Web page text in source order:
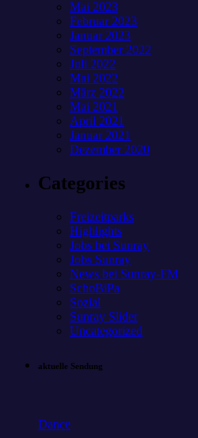
Mai 2023
Februar 2023
Januar 2023
September 2022
Juli 2022
Mai 2022
März 2022
Mai 2021
April 2021
Januar 2021
Dezember 2020
Categories
Freizeitparks
Highlights
Jobs bei Sunray
Jobs Sunray
News bei Sunray-FM
SchoBiPa
Sozial
Sunray Slider
Uncategorized
aktuelle Sendung
Dance